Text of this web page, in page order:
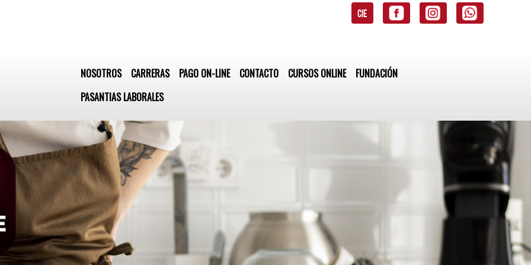
CIE
NOSOTROS CARRERAS PAGO ON-LINE CONTACTO CURSOS ONLINE
FUNDACIÓN
PASANTIAS LABORALES